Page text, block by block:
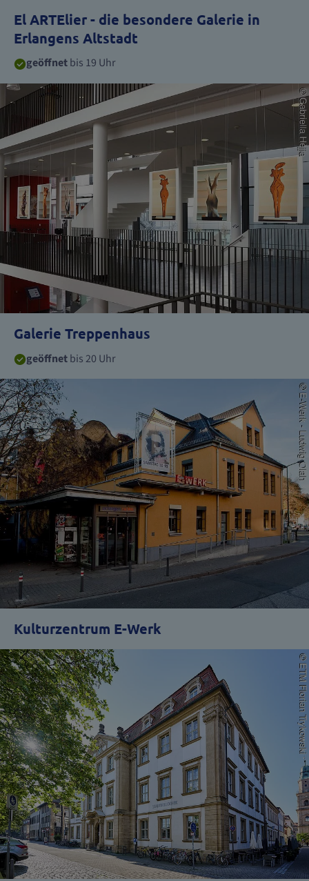
El ARTElier - die besondere Galerie in
Erlangens Altstadt
geöffnetbis 19 Uhr
Galerie Treppenhaus
geöffnetbis 20 Uhr
Kulturzentrum E-Werk